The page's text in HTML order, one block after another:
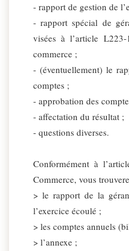
- rapport de gestion de
- rapport spécial de
visées à l’article
commerce ;
- (éventuellement) le
comptes ;
- approbation des
- affectation du résultat ;
- questions diverses.
Conformément à
Commerce, vous
> le rapport de la
l’exercice écoulé ;
> les comptes annuels
> l’annexe ;